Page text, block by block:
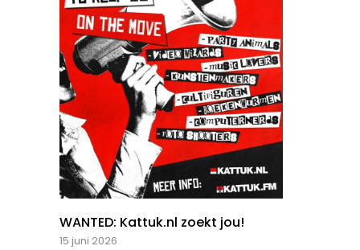
WANTED: Kattuk.nl zoekt jou!
15 juni 2026